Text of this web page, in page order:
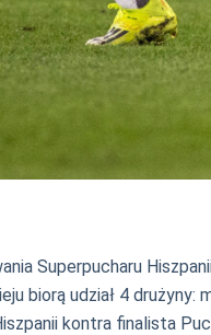
Superpucharu
biorą udział 4 drużyny:
kontra finalista